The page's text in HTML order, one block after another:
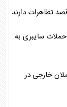
تظاهرات دارند
سایبری به
خارجی در